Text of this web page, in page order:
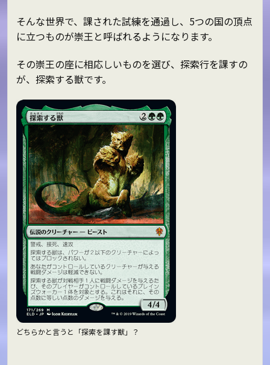
そんな世界で、課された試練を通過し、5つの国の頂点
に立つものが崇王と呼ばれるようになります。
その崇王の座に相応しいものを選び、探索行を課すの
が、探索する獣です。
どちらかと言うと「探索を課す獣」？